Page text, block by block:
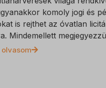
komoly jogi és
is rejthet az óvatlan
Mindemellett